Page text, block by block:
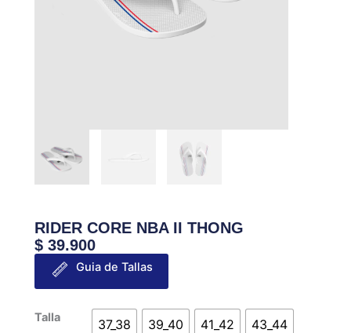
RIDER CORE NBA II THONG
$ 39.900
Guia de Tallas
Talla 37_38 39_40 41_42 43_44
RIDER